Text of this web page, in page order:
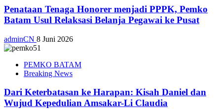
Penataan Tenaga Honorer menjadi PPPK, Pemko
Batam Usul Relaksasi Belanja Pegawai ke Pusat
adminCN 8 Juni 2026
PEMKO BATAM
Breaking News
Dari Keterbatasan ke Harapan: Kisah Daniel dan
Wujud Kepedulian Amsakar-Li Claudia